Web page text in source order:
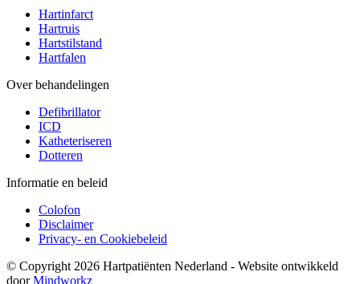
Hartinfarct
Hartruis
Hartstilstand
Hartfalen
Over behandelingen
Defibrillator
ICD
Katheteriseren
Dotteren
Informatie en beleid
Colofon
Disclaimer
Privacy- en Cookiebeleid
© Copyright 2026 Hartpatiënten Nederland - Website ontwikkeld
doorMindworkz